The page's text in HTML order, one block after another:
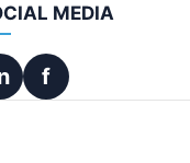
MEDIA
f